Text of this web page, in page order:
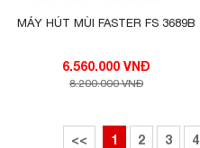
MÁY HÚT MÙI FASTER FS 3689B
6.560.000 VNĐ
8.200.000 VNĐ
<< 1 2 3 4